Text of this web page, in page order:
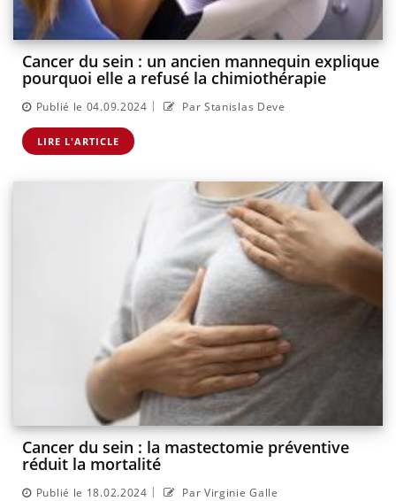
Cancer du sein : un ancien mannequin explique
pourquoi elle a refusé la chimiothérapie
Publié le 04.09.2024 | Par Stanislas Deve
LIRE L'ARTICLE
Cancer du sein : la mastectomie préventive
réduit la mortalité
Publié le 18.02.2024 | Par Virginie Galle